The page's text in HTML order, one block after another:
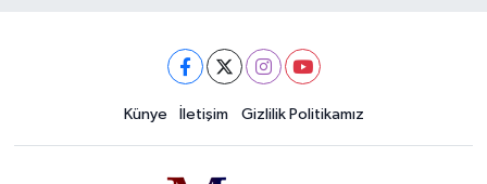
Künye İletişim Gizlilik Politikamız